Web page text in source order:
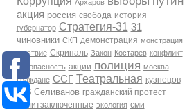
Архаров
акция россия свобода история
губернатор Стратегия-31 31
чиновники СКП демонстрация монстрация
шествие Скрипаль Закон Костарев конфликт
Безопасность акции полиция москва
Граждане ССГ Театральная кузнецов
фсб Селиванов гражданский протест
политзаключенные экология сми